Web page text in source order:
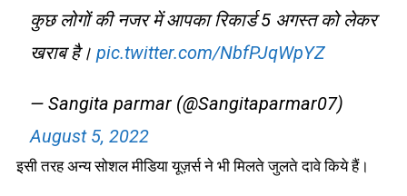
कुछ लोगों की नजर में आपका रिकार्ड 5 अगस्त को लेकर
खराब है। pic.twitter.com/NbfPJqWpYZ
— Sangita parmar (@Sangitaparmar07)
August 5, 2022
इसी तरह अन्य सोशल मीडिया यूज़र्स ने भी मिलते जुलते दावे किये हैं।